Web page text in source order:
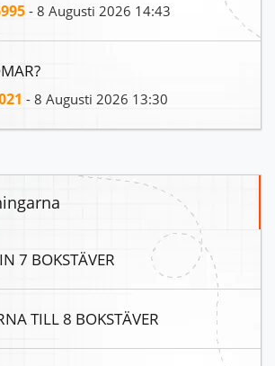
- 8 Augusti 2026 14:43
- 8 Augusti 2026 13:30
7 BOKSTÄVER
TILL 8 BOKSTÄVER